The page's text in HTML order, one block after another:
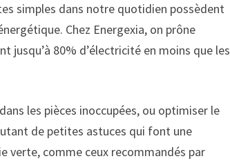
simples dans notre quotidien possèdent
Chez Energexia, on prône
jusqu’à 80% d’électricité en moins que les
les pièces inoccupées, ou optimiser le
de petites astuces qui font une
verte, comme ceux recommandés par